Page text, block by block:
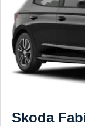
Skoda